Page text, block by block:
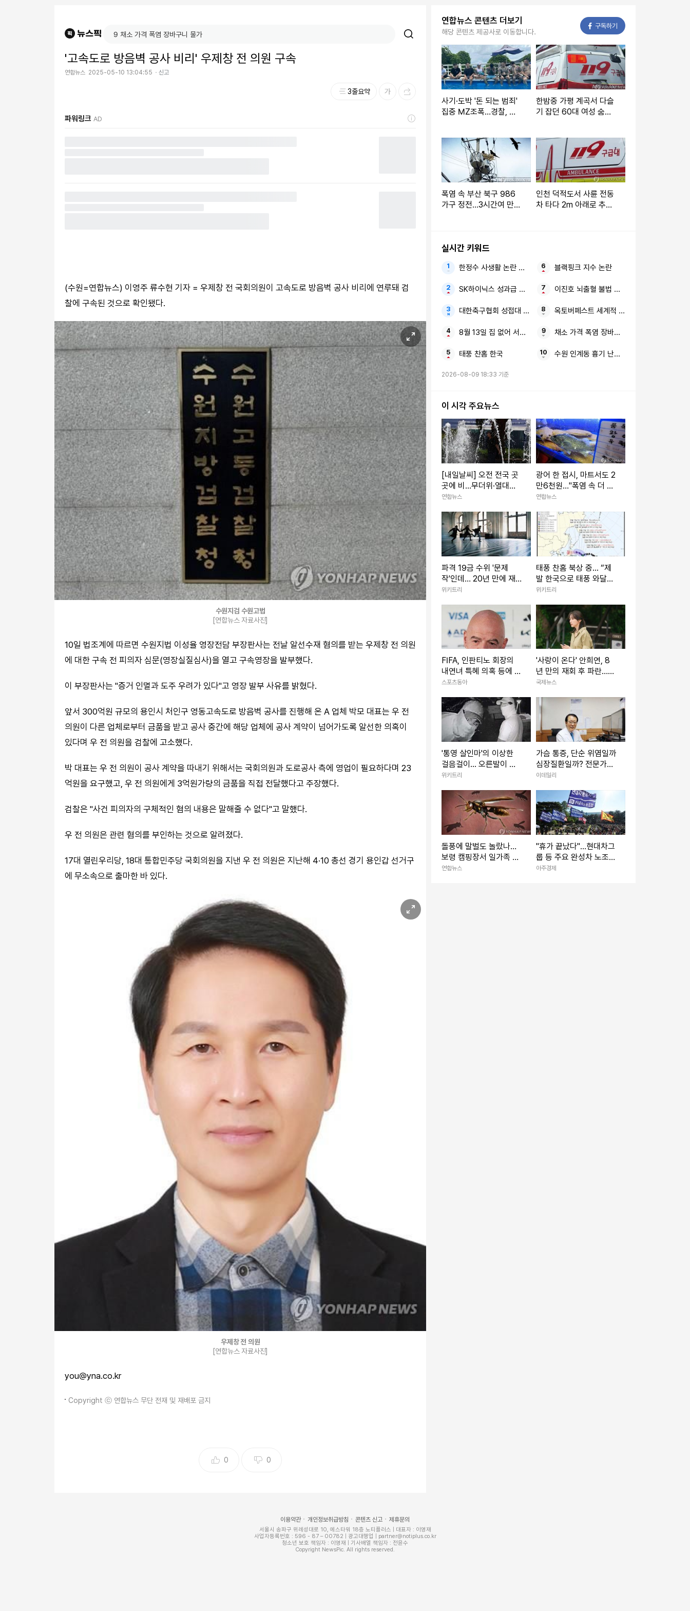
'고속도로 방음벽 공사 비리' 우제창 전 의원 구속
연합뉴스 2025-05-10 13:04:55 신고
3줄요약
파워링크 AD
(수원=연합뉴스) 이영주 류수현 기자 = 우제창 전 국회의원이 고속도로 방음벽 공사 비리에 연루돼 검
찰에 구속된 것으로 확인됐다.
수원지검 수원고법
[연합뉴스 자료사진]
10일 법조계에 따르면 수원지법 이성율 영장전담 부장판사는 전날 알선수재 혐의를 받는 우제창 전 의원
에 대한 구속 전 피의자 심문(영장실질심사)을 열고 구속영장을 발부했다.
이 부장판사는 "증거 인멸과 도주 우려가 있다"고 영장 발부 사유를 밝혔다.
앞서 300억원 규모의 용인시 처인구 영동고속도로 방음벽 공사를 진행해 온 A 업체 박모 대표는 우 전
의원이 다른 업체로부터 금품을 받고 공사 중간에 해당 업체에 공사 계약이 넘어가도록 알선한 의혹이
있다며 우 전 의원을 검찰에 고소했다.
박 대표는 우 전 의원이 공사 계약을 따내기 위해서는 국회의원과 도로공사 측에 영업이 필요하다며 23
억원을 요구했고, 우 전 의원에게 3억원가량의 금품을 직접 전달했다고 주장했다.
검찰은 "사건 피의자의 구체적인 혐의 내용은 말해줄 수 없다"고 말했다.
우 전 의원은 관련 혐의를 부인하는 것으로 알려졌다.
17대 열린우리당, 18대 통합민주당 국회의원을 지낸 우 전 의원은 지난해 4·10 총선 경기 용인갑 선거구
에 무소속으로 출마한 바 있다.
우제창 전 의원
[연합뉴스 자료사진]
you@yna.co.kr
Copyright ⓒ 연합뉴스 무단 전재 및 재배포 금지
0 0
연합뉴스 콘텐츠 더보기
해당 콘텐츠 제공사로 이동합니다.
구독하기
사기·도박 '돈 되는 범죄'
집중 MZ조폭…경찰, 하
한밤중 가평 계곡서 다슬
기 잡던 60대 여성 숨진
폭염 속 부산 북구 986
가구 정전…3시간여 만에
인천 덕적도서 사륜 전동
차 타다 2m 아래로 추락
실시간 키워드
한정수 사생활 논란 황정민
SK하이닉스 성과급 통합노조
대한축구협회 성접대 심판
8월 13일 집 없어 서러운 사람들
태풍 찬홈 한국
블랙핑크 지수 논란
이진호 뇌출혈 불법 도박
옥토버페스트 세계적 맥주 축제 9월 서울서
채소 가격 폭염 장바구니 물가
수원 인계동 흉기 난동 40대 남성
2026-08-09 18:33 기준
이 시각 주요뉴스
[내일날씨] 오전 전국 곳
곳에 비…무더위·열대야
는 계속
연합뉴스
광어 한 접시, 마트서도 2
만6천원…"폭염 속 더 오
른다"
연합뉴스
파격 19금 수위 '문제
작'인데… 20년 만에 재
개봉 확정된 영화
위키트리
태풍 찬홈 북상 중... “제
발 한국으로 태풍 와달
라” 말 나오는 이유
위키트리
FIFA, 인판티노 회장의
내연녀 특혜 의혹 등에 성
명서 통해 대응…“선동-
겠다”
스포츠동아
'사랑이 온다' 안희연, 8
년 만의 재회 후 파란…
하석진X윤하빈 독대
국제뉴스
'통영 살인마'의 이상한
걸음걸이... 오른발이 평
발 (신고금 1억)
위키트리
가슴 통증, 단순 위염일까
심장질환일까? 전문가가
말하는 구분법
이데일리
돌풍에 말벌도 놀랐나…
보령 캠핑장서 일가족 등
7명 벌 쏘임
연합뉴스
"휴가 끝났다"…현대차그
룹 등 주요 완성차 노조
'하투' 재개
아주경제
이용약관 개인정보취급방침 콘텐츠 신고 제휴문의
서울시 송파구 위례성대로 10, 에스타워 18층 노티플러스 | 대표자 : 이영재
사업자등록번호 : 596 - 87 – 00782 | 광고대행업 | partner@notiplus.co.kr
청소년 보호 책임자 : 이영재 | 기사배열 책임자 : 전윤수
Copyright NewsPic. All rights reserved.